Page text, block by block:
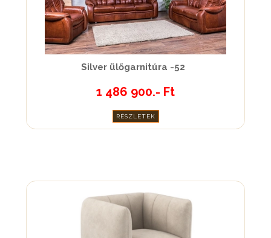
Silver ülőgarnitúra -52
1 486 900.- Ft
RÉSZLETEK